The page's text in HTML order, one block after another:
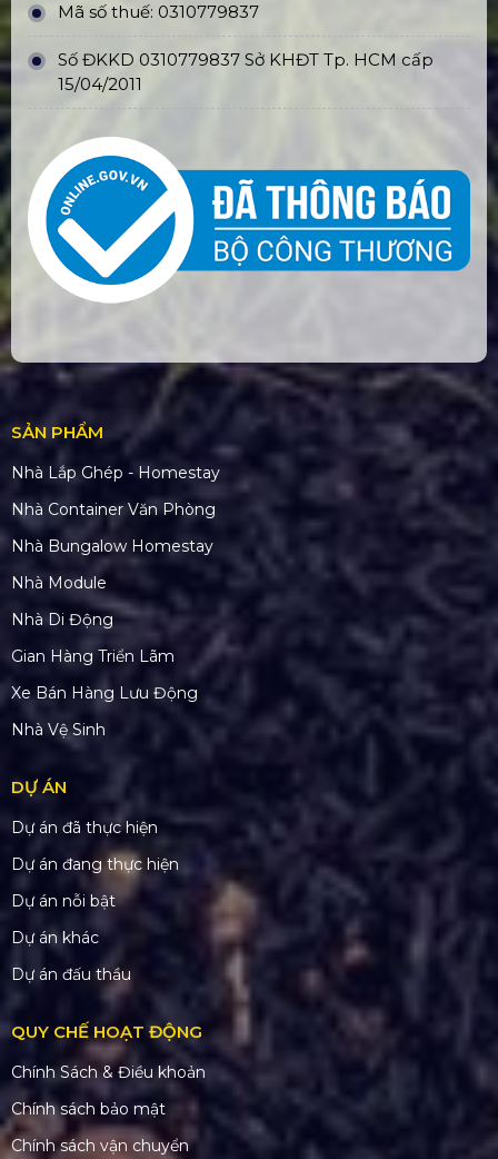
Mã số thuế: 0310779837
Số ĐKKD 0310779837 Sở KHĐT Tp. HCM cấp
15/04/2011
SẢN PHẨM
Nhà Lắp Ghép - Homestay
Nhà Container Văn Phòng
Nhà Bungalow Homestay
Nhà Module
Nhà Di Động
Gian Hàng Triển Lãm
Xe Bán Hàng Lưu Động
Nhà Vệ Sinh
DỰ ÁN
Dự án đã thực hiện
Dự án đang thực hiện
Dự án nỗi bật
Dự án khác
Dự án đấu thầu
QUY CHẾ HOẠT ĐỘNG
Chính Sách & Điều khoản
Chính sách bảo mật
Chính sách vận chuyển